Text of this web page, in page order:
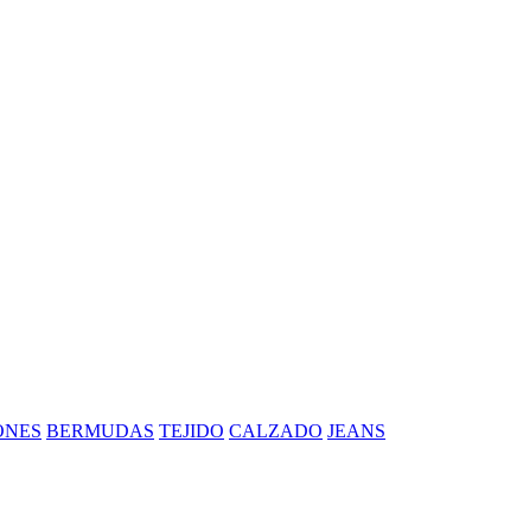
BERMUDAS TEJIDO CALZADO JEANS